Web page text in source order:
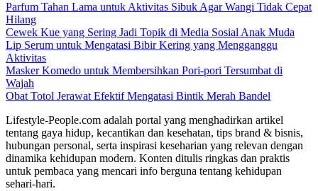
Parfum Tahan Lama untuk Aktivitas Sibuk Agar Wangi Tidak Cepat
Hilang
Cewek Kue yang Sering Jadi Topik di Media Sosial Anak Muda
Lip Serum untuk Mengatasi Bibir Kering yang Mengganggu
Aktivitas
Masker Komedo untuk Membersihkan Pori-pori Tersumbat di
Wajah
Obat Totol Jerawat Efektif Mengatasi Bintik Merah Bandel
Lifestyle-People.com adalah portal yang menghadirkan artikel
tentang gaya hidup, kecantikan dan kesehatan, tips brand & bisnis,
hubungan personal, serta inspirasi keseharian yang relevan dengan
dinamika kehidupan modern. Konten ditulis ringkas dan praktis
untuk pembaca yang mencari info berguna tentang kehidupan
sehari-hari.